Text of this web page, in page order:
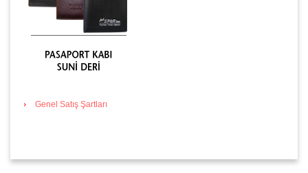
Genel Satış Şartları